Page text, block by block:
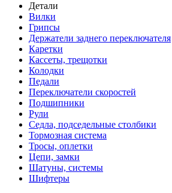
Детали
Вилки
Грипсы
Держатели заднего переключателя
Каретки
Кассеты, трещотки
Колодки
Педали
Переключатели скоростей
Подшипники
Рули
Седла, подседельные столбики
Тормозная система
Тросы, оплетки
Цепи, замки
Шатуны, системы
Шифтеры